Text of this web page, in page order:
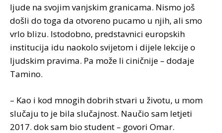
ljude na svojim vanjskim granicama. Nismo još
došli do toga da otvoreno pucamo u njih, ali smo
vrlo blizu. Istodobno, predstavnici europskih
institucija idu naokolo svijetom i dijele lekcije o
ljudskim pravima. Pa može li ciničnije – dodaje
Tamino.
– Kao i kod mnogih dobrih stvari u životu, u mom
slučaju to je bila slučajnost. Naučio sam letjeti
2017. dok sam bio student – govori Omar.